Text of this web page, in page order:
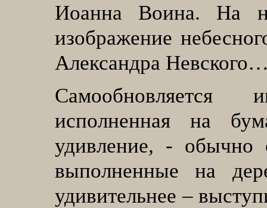
Иоанна Воина. На
изображение
Александра
Самообновляется
исполненная на
удивление, - обычно
выполненные на
удивительнее –